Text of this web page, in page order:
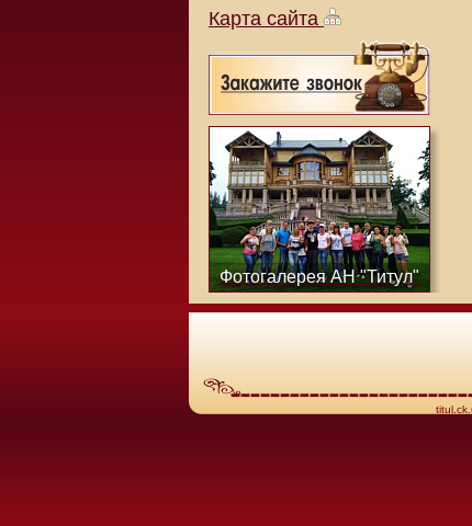
Карта сайта
Фотогалерея АН "Титул"